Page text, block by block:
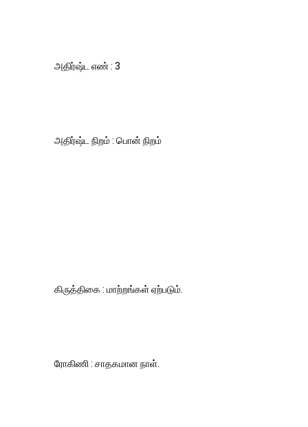
அதிர்ஷ்ட எண் : 3
அதிர்ஷ்ட நிறம் : பொன் நிறம்
கிருத்திகை : மாற்றங்கள் ஏற்படும்.
ரோகிணி : சாதகமான நாள்.